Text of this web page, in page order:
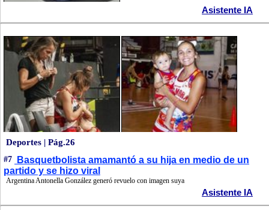
Asistente IA
Deportes | Pág.26
#7
Basquetbolista amamantó a su hija en medio de un
partido y se hizo viral
Argentina Antonella González generó revuelo con imagen suya
Asistente IA